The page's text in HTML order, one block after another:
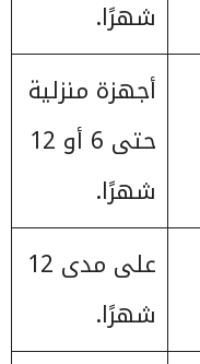
شهرًا.
أجهزة منزلية
حتى 6 أو 12
شهرًا.
على مدى 12
شهرًا.